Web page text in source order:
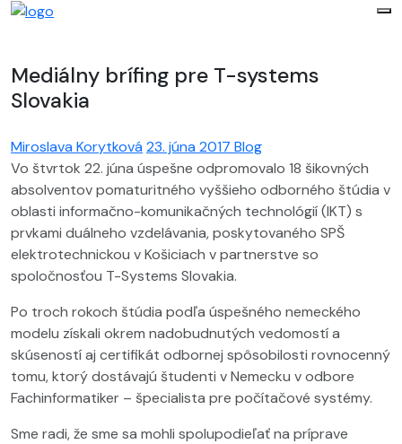
Miroslava Korytková 23. júna 2017 Blog
Mediálny brífing pre T-systems
Slovakia
Vo štvrtok 22. júna úspešne odpromovalo 18 šikovných
absolventov pomaturitného vyššieho odborného štúdia v
oblasti informačno-komunikačných technológií (IKT) s
prvkami duálneho vzdelávania, poskytovaného SPŠ
elektrotechnickou v Košiciach v partnerstve so
spoločnosťou T-Systems Slovakia.
Po troch rokoch štúdia podľa úspešného nemeckého
modelu získali okrem nadobudnutých vedomostí a
skúseností aj certifikát odbornej spôsobilosti rovnocenný
tomu, ktorý dostávajú študenti v Nemecku v odbore
Fachinformatiker – špecialista pre počítačové systémy.
Sme radi, že sme sa mohli spolupodieľať na príprave